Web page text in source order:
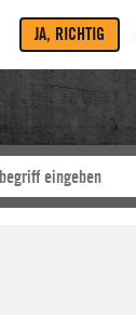
JA, RICHTIG